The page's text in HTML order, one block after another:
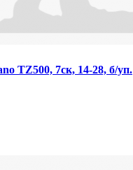
TZ500, 7ск, 14-28, б/уп.